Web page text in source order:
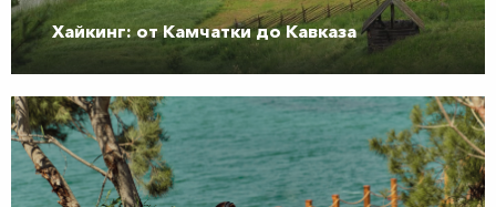
Хайкинг: от Камчатки до Кавказа